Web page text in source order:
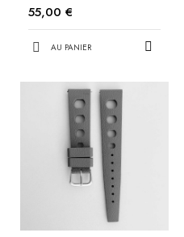
55,00 €
AU PANIER